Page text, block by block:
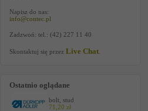
Napisz do nas:
info@contec.pl
Zadzwoń: tel.: (42) 227 11 40
Skontaktuj się przez Live Chat
Ostatnio oglądane
bolt, stud
71,20 zł